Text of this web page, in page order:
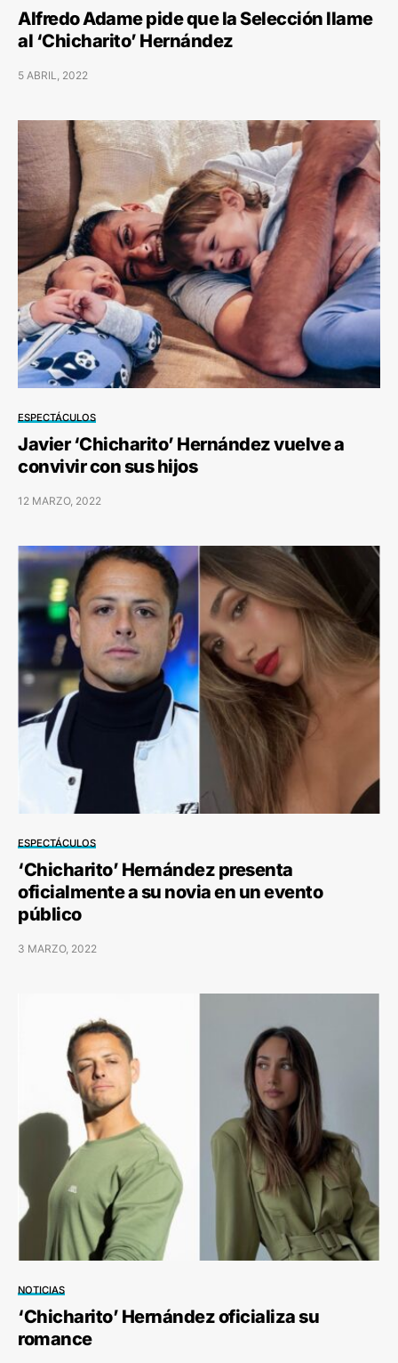
Alfredo Adame pide que la Selección llame
al ‘Chicharito’ Hernández
5 ABRIL, 2022
ESPECTÁCULOS
Javier ‘Chicharito’ Hernández vuelve a
convivir con sus hijos
12 MARZO, 2022
ESPECTÁCULOS
‘Chicharito’ Hernández presenta
oficialmente a su novia en un evento
público
3 MARZO, 2022
NOTICIAS
‘Chicharito’ Hernández oficializa su
romance